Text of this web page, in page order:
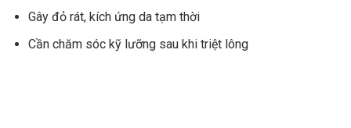
Gây đỏ rát, kích ứng da tạm thời
Cần chăm sóc kỹ lưỡng sau khi triệt lông